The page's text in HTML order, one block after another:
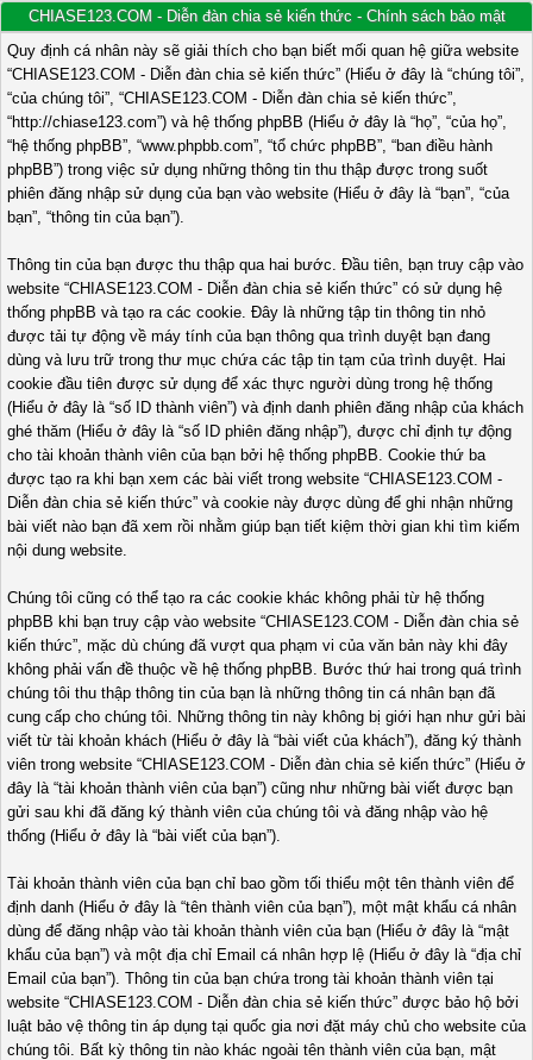
CHIASE123.COM - Diễn đàn chia sẻ kiến thức - Chính sách bảo mật
Quy định cá nhân này sẽ giải thích cho bạn biết mối quan hệ giữa website
“CHIASE123.COM - Diễn đàn chia sẻ kiến thức” (Hiểu ở đây là “chúng tôi”,
“của chúng tôi”, “CHIASE123.COM - Diễn đàn chia sẻ kiến thức”,
“http://chiase123.com”) và hệ thống phpBB (Hiểu ở đây là “họ”, “của họ”,
“hệ thống phpBB”, “www.phpbb.com”, “tổ chức phpBB”, “ban điều hành
phpBB”) trong việc sử dụng những thông tin thu thập được trong suốt
phiên đăng nhập sử dụng của bạn vào website (Hiểu ở đây là “bạn”, “của
bạn”, “thông tin của bạn”).
Thông tin của bạn được thu thập qua hai bước. Đầu tiên, bạn truy cập vào
website “CHIASE123.COM - Diễn đàn chia sẻ kiến thức” có sử dụng hệ
thống phpBB và tạo ra các cookie. Đây là những tập tin thông tin nhỏ
được tải tự động về máy tính của bạn thông qua trình duyệt bạn đang
dùng và lưu trữ trong thư mục chứa các tập tin tạm của trình duyệt. Hai
cookie đầu tiên được sử dụng để xác thực người dùng trong hệ thống
(Hiểu ở đây là “số ID thành viên”) và định danh phiên đăng nhập của khách
ghé thăm (Hiểu ở đây là “số ID phiên đăng nhập”), được chỉ định tự động
cho tài khoản thành viên của bạn bởi hệ thống phpBB. Cookie thứ ba
được tạo ra khi bạn xem các bài viết trong website “CHIASE123.COM -
Diễn đàn chia sẻ kiến thức” và cookie này được dùng để ghi nhận những
bài viết nào bạn đã xem rồi nhằm giúp bạn tiết kiệm thời gian khi tìm kiếm
nội dung website.
Chúng tôi cũng có thể tạo ra các cookie khác không phải từ hệ thống
phpBB khi bạn truy cập vào website “CHIASE123.COM - Diễn đàn chia sẻ
kiến thức”, mặc dù chúng đã vượt qua phạm vi của văn bản này khi đây
không phải vấn đề thuộc về hệ thống phpBB. Bước thứ hai trong quá trình
chúng tôi thu thập thông tin của bạn là những thông tin cá nhân bạn đã
cung cấp cho chúng tôi. Những thông tin này không bị giới hạn như gửi bài
viết từ tài khoản khách (Hiểu ở đây là “bài viết của khách”), đăng ký thành
viên trong website “CHIASE123.COM - Diễn đàn chia sẻ kiến thức” (Hiểu ở
đây là “tài khoản thành viên của bạn”) cũng như những bài viết được bạn
gửi sau khi đã đăng ký thành viên của chúng tôi và đăng nhập vào hệ
thống (Hiểu ở đây là “bài viết của bạn”).
Tài khoản thành viên của bạn chỉ bao gồm tối thiểu một tên thành viên để
định danh (Hiểu ở đây là “tên thành viên của bạn”), một mật khẩu cá nhân
dùng để đăng nhập vào tài khoản thành viên của bạn (Hiểu ở đây là “mật
khẩu của bạn”) và một địa chỉ Email cá nhân hợp lệ (Hiểu ở đây là “địa chỉ
Email của bạn”). Thông tin của bạn chứa trong tài khoản thành viên tại
website “CHIASE123.COM - Diễn đàn chia sẻ kiến thức” được bảo hộ bởi
luật bảo vệ thông tin áp dụng tại quốc gia nơi đặt máy chủ cho website của
chúng tôi. Bất kỳ thông tin nào khác ngoài tên thành viên của bạn, mật